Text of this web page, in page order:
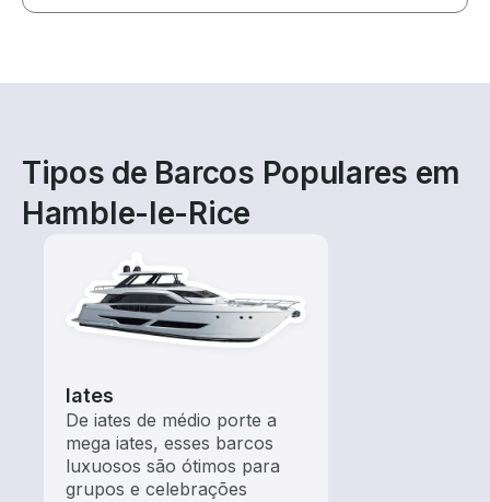
Tipos de Barcos Populares em
Hamble-le-Rice
Iates
De iates de médio porte a
mega iates, esses barcos
luxuosos são ótimos para
grupos e celebrações